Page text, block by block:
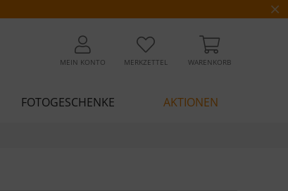
MEIN KONTO MERKZETTEL WARENKORB
FOTOGESCHENKE AKTIONEN